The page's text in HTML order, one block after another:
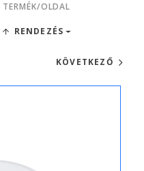
OLDAL
RENDEZÉS
KÖVETKEZŐ